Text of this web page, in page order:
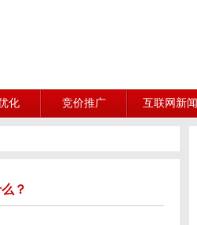
化 竞价推广 互联网新闻
？